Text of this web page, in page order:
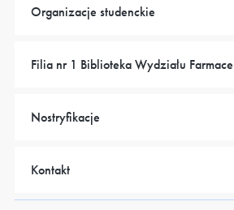
Organizacje studenckie
Filia nr 1 Biblioteka Wydziału
Nostryfikacje
Kontakt